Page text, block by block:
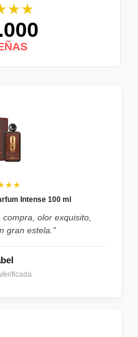
Intense 100 ml
olor exquisito,
gran estela."